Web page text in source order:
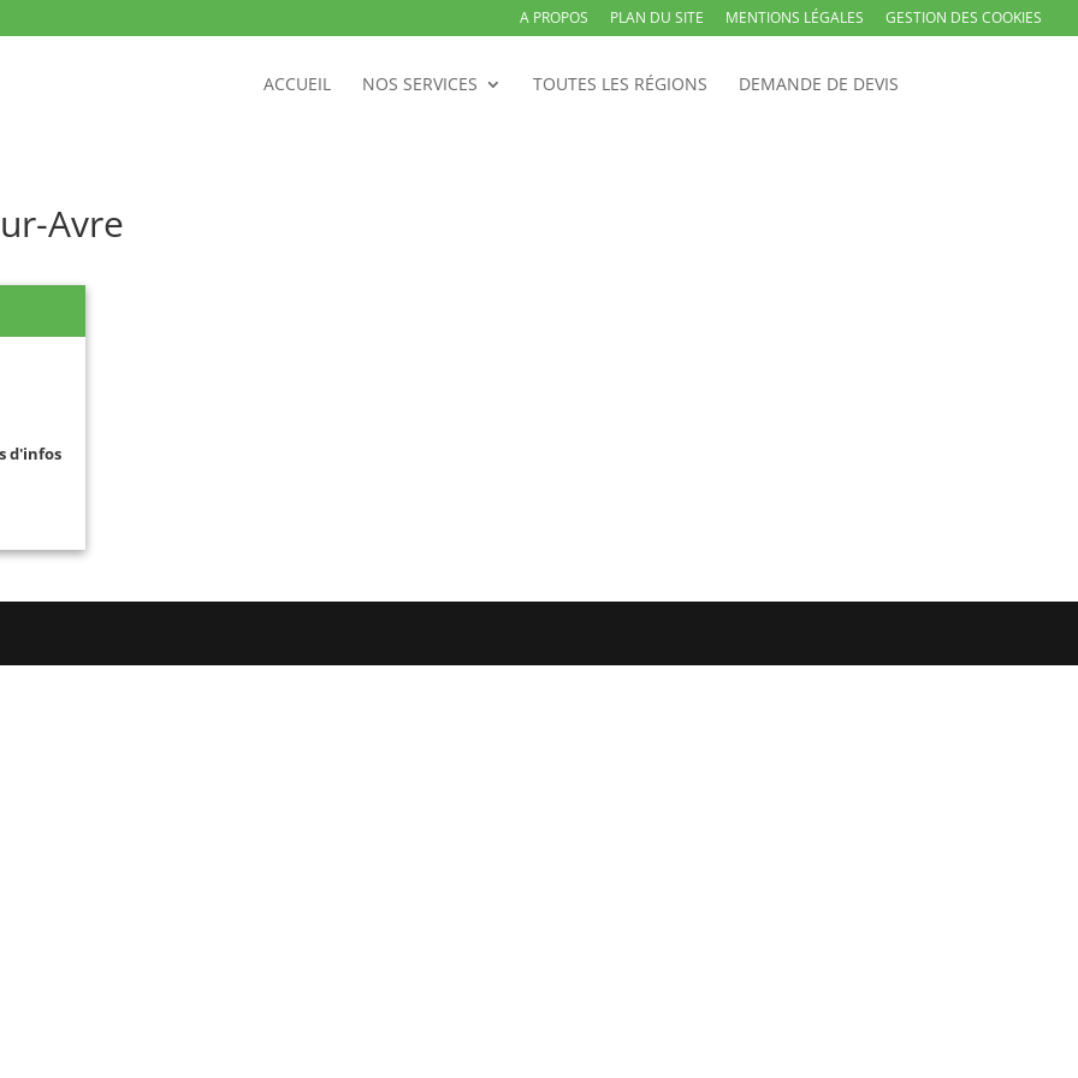
A PROPOS PLAN DU SITE MENTIONS LÉGALES GESTION DES COOKIES
ACCUEIL NOS SERVICES TOUTES LES RÉGIONS DEMANDE DE DEVIS
Avre
d'infos